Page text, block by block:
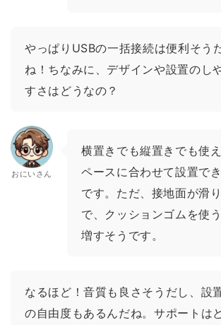
やっぱりUSBの一括接続は便利そう
ね！ちなみに、デザインや設置のし
すさはどうなの？
おにいさん
横置きでも縦置きでも使
ペースに合わせて設置で
です。ただ、接地面が滑
で、クッションゴムを使
増すそうです。
なるほど！音質も良さそうだし、設
の自由度もあるんだね。サポートは